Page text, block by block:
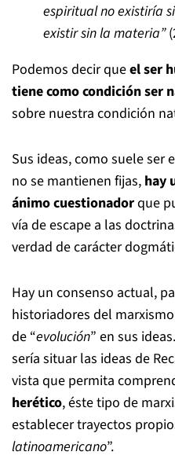
espiritual no existiría
existir sin la materia”
Podemos decir queel ser
tiene como condición ser
sobre nuestra condición
Sus ideas, como suele ser
no se mantienen fijas, hay
ánimo cuestionadorque
vía de escape a las
verdad de carácter
Hay un consenso actual,
historiadores del
de “evolución” en sus
sería situar las ideas de
vista que permita
herético, éste tipo de
establecer trayectos
latinoamericano”.